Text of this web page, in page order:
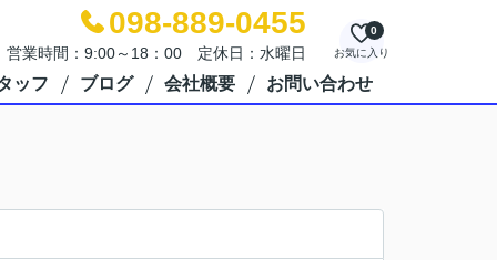
098-889-0455
営業時間：9:00～18：00 定休日：水曜日 お気に入り
0
ッフ ブログ 会社概要 お問い合わせ